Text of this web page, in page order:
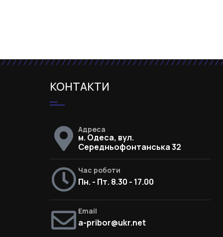
КОНТАКТИ
Адреса
м. Одеса, вул.
Середньофонтанська 32
Час роботи
Пн. - Пт. 8.30 - 17.00
Email
a-pribor@ukr.net